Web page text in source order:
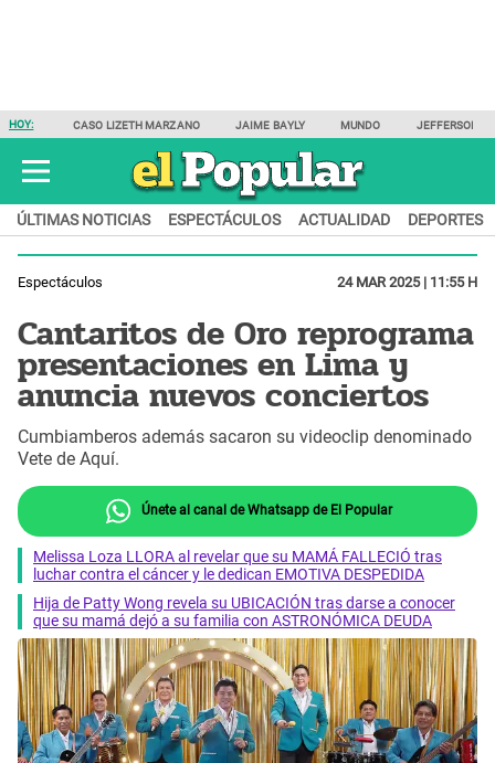
HOY: CASO LIZETH MARZANO JAIME BAYLY MUNDO JEFFERSON
ÚLTIMAS NOTICIAS ESPECTÁCULOS ACTUALIDAD DEPORTES
Espectáculos 24 MAR 2025 | 11:55 H
Cantaritos de Oro reprograma
presentaciones en Lima y
anuncia nuevos conciertos
Cumbiamberos además sacaron su videoclip denominado
Vete de Aquí.
Únete al canal de Whatsapp de El Popular
Melissa Loza LLORA al revelar que su MAMÁ FALLECIÓ tras
luchar contra el cáncer y le dedican EMOTIVA DESPEDIDA
Hija de Patty Wong revela su UBICACIÓN tras darse a conocer
que su mamá dejó a su familia con ASTRONÓMICA DEUDA